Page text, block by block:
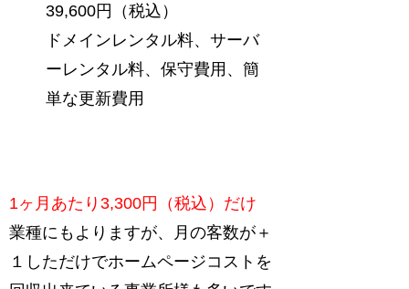
39,600円（税込）
ドメインレンタル料、サーバ
ーレンタル料、保守費用、簡
単な更新費用
1ヶ月あたり3,300円（税込）だけ
業種にもよりますが、月の客数が＋
１しただけでホームページコストを